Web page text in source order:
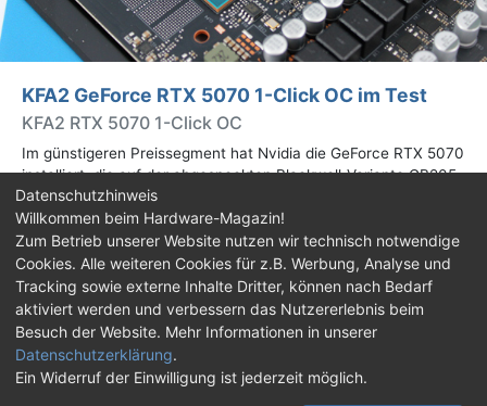
KFA2 GeForce RTX 5070 1-Click OC im Test
KFA2 RTX 5070 1-Click OC
Im günstigeren Preissegment hat Nvidia die GeForce RTX 5070
installiert, die auf der abgespeckten Blackwell-Variante GB205
basiert. Wir haben uns ein Custom-Design von Hersteller KFA2
im Test genauer angesehen.
Impressum| Kontakt |Jobs |Datenschutz |
Consent‑Einstellungen |Haftungsausschluss
Feed Facebook
Twitch
Discord
Datenschutzhinweis
Willkommen beim Hardware-Magazin!
Zum Betrieb unserer Website nutzen wir technisch notwendige
Cookies. Alle weiteren Cookies für z.B. Werbung, Analyse und
Tracking sowie externe Inhalte Dritter, können nach Bedarf
aktiviert werden und verbessern das Nutzererlebnis beim
Besuch der Website. Mehr Informationen in unserer
Datenschutzerklärung.
Ein Widerruf der Einwilligung ist jederzeit möglich.